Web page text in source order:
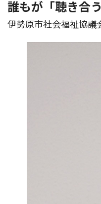
誰もが「聴き合
伊勢原市社会福祉協